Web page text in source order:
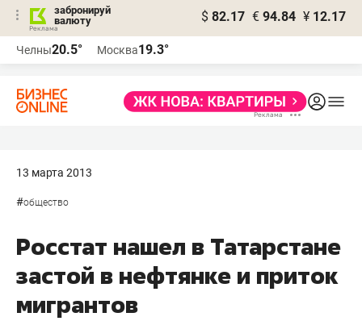
забронируй
валюту
$ 82.17 € 94.84 ¥ 12.17
Челны20.5° Москва19.3°
13 марта 2013
#общество
Росстат нашел в Татарстане
застой в нефтянке и приток
мигрантов